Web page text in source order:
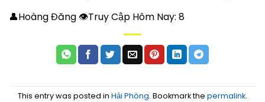
👤Hoàng Đăng 👁Truy Cập Hôm Nay: 8
This entry was posted in Hải Phòng. Bookmark the permalink.